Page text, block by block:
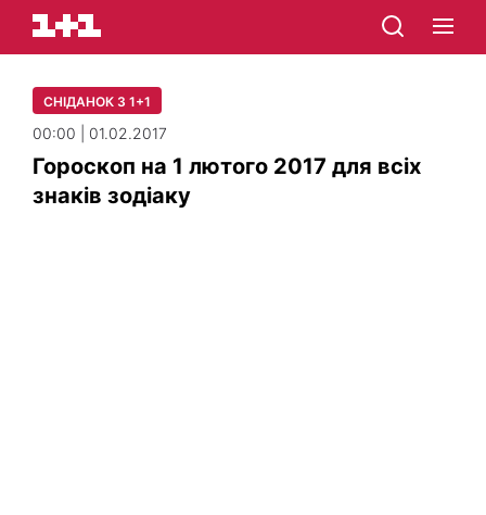
СНІДАНОК З 1+1
00:00 | 01.02.2017
Гороскоп на 1 лютого 2017 для всіх
знаків зодіаку